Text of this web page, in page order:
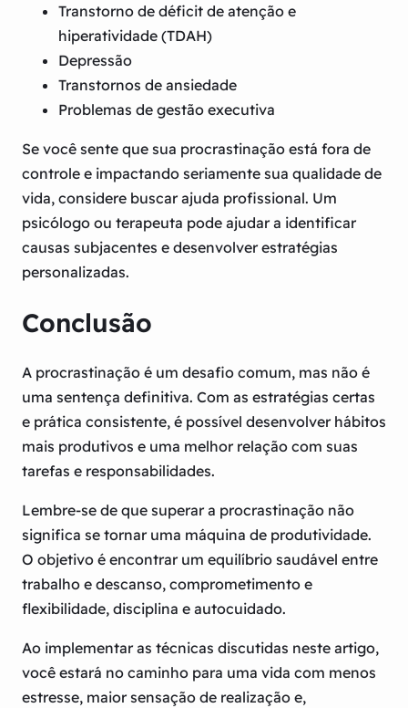
Transtorno de déficit de atenção e
hiperatividade (TDAH)
Depressão
Transtornos de ansiedade
Problemas de gestão executiva
Se você sente que sua procrastinação está fora de
controle e impactando seriamente sua qualidade de
vida, considere buscar ajuda profissional. Um
psicólogo ou terapeuta pode ajudar a identificar
causas subjacentes e desenvolver estratégias
personalizadas.
Conclusão
A procrastinação é um desafio comum, mas não é
uma sentença definitiva. Com as estratégias certas
e prática consistente, é possível desenvolver hábitos
mais produtivos e uma melhor relação com suas
tarefas e responsabilidades.
Lembre-se de que superar a procrastinação não
significa se tornar uma máquina de produtividade.
O objetivo é encontrar um equilíbrio saudável entre
trabalho e descanso, comprometimento e
flexibilidade, disciplina e autocuidado.
Ao implementar as técnicas discutidas neste artigo,
você estará no caminho para uma vida com menos
estresse, maior sensação de realização e,